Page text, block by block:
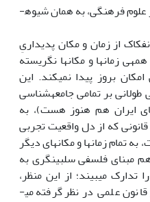
هنگامی‌که این شناخت‌شناسی، در علوم فرهنگی، به همان شیوه­
از زمان و مکان پدیداریِ
زمان­ها و مکان­ها نگریسته
بروز پیدا نمی­کند. این
طولانی بر تمامی جامعه­شناسی
ایران هم هنوز هست)، به
که از دل واقعیت تجربی
تمام زمان­ها و مکان­های دیگر
مبنای فلسفی سلبی­نگری به
تدارک می­بیند؛ از این منظر،
علمی در نظر گرفته می­